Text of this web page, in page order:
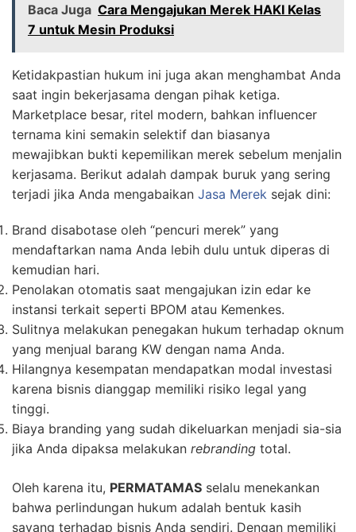
Baca Juga Cara Mengajukan Merek HAKI Kelas
7 untuk Mesin Produksi
Ketidakpastian hukum ini juga akan menghambat Anda
saat ingin bekerjasama dengan pihak ketiga.
Marketplace besar, ritel modern, bahkan influencer
ternama kini semakin selektif dan biasanya
mewajibkan bukti kepemilikan merek sebelum menjalin
kerjasama. Berikut adalah dampak buruk yang sering
terjadi jika Anda mengabaikan Jasa Merek sejak dini:
Brand disabotase oleh “pencuri merek” yang
mendaftarkan nama Anda lebih dulu untuk diperas di
kemudian hari.
Penolakan otomatis saat mengajukan izin edar ke
instansi terkait seperti BPOM atau Kemenkes.
Sulitnya melakukan penegakan hukum terhadap oknum
yang menjual barang KW dengan nama Anda.
Hilangnya kesempatan mendapatkan modal investasi
karena bisnis dianggap memiliki risiko legal yang
tinggi.
Biaya branding yang sudah dikeluarkan menjadi sia-sia
jika Anda dipaksa melakukan rebranding total.
Oleh karena itu, PERMATAMAS selalu menekankan
bahwa perlindungan hukum adalah bentuk kasih
sayang terhadap bisnis Anda sendiri. Dengan memiliki